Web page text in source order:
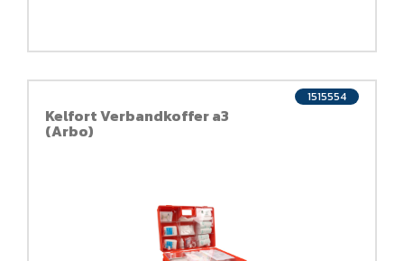
Kelfort Verbandkoffer a3
(Arbo)
1515554